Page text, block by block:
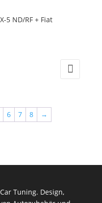
5 ND/RF + Fiat
6 7 8 →
Tuning. Design,